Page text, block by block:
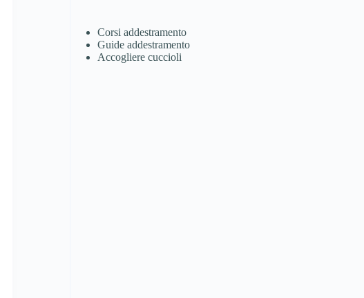
Corsi addestramento
Guide addestramento
Accogliere cuccioli